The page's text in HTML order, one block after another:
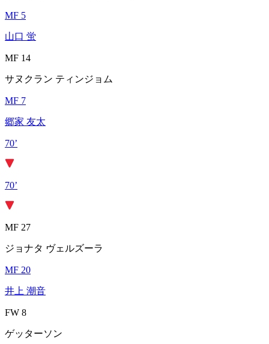
MF 5
山口 蛍
MF 14
サヌクラン ティンジョム
MF 7
郷家 友太
70’
70’
MF 27
ジョナタ ヴェルズーラ
MF 20
井上 潮音
FW 8
ゲッターソン